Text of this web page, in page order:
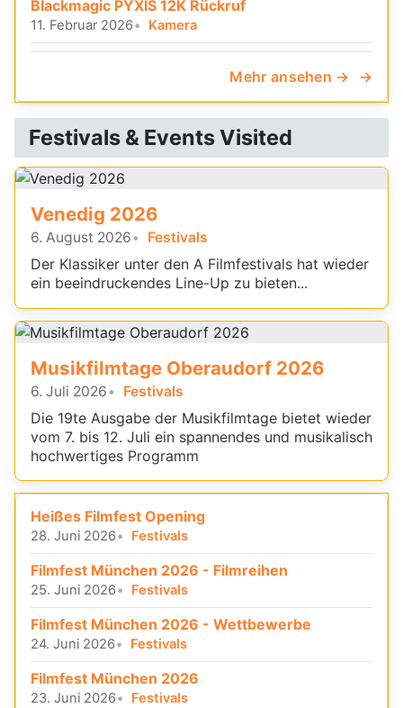
Blackmagic PYXIS 12K Rückruf
11. Februar 2026 Kamera
Mehr ansehen →
Festivals & Events Visited
Venedig 2026
6. August 2026 Festivals
Der Klassiker unter den A Filmfestivals hat wieder
ein beeindruckendes Line-Up zu bieten...
Musikfilmtage Oberaudorf 2026
6. Juli 2026 Festivals
Die 19te Ausgabe der Musikfilmtage bietet wieder
vom 7. bis 12. Juli ein spannendes und musikalisch
hochwertiges Programm
Heißes Filmfest Opening
28. Juni 2026 Festivals
Filmfest München 2026 - Filmreihen
25. Juni 2026 Festivals
Filmfest München 2026 - Wettbewerbe
24. Juni 2026 Festivals
Filmfest München 2026
23. Juni 2026 Festivals